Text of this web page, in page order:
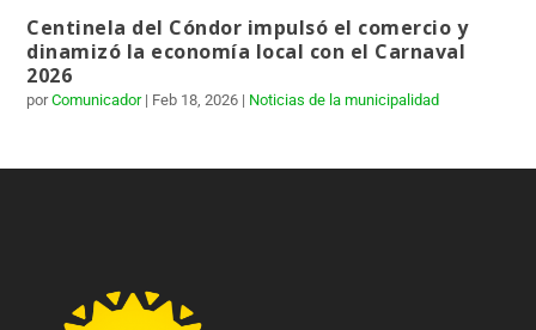
Centinela del Cóndor impulsó el comercio y
dinamizó la economía local con el Carnaval
2026
porComunicador| Feb 18, 2026 | Noticias de la municipalidad